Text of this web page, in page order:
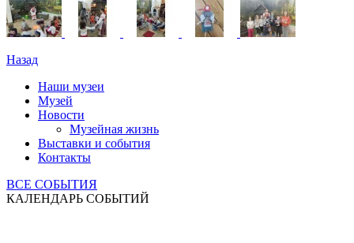
Назад
Наши музеи
Музей
Новости
Музейная жизнь
Выставки и события
Контакты
ВСЕ СОБЫТИЯ
КАЛЕНДАРЬ СОБЫТИЙ